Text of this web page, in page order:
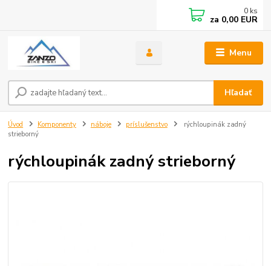
Menu
Hľadať
0 ks
za 0,00 EUR
Úvod Komponenty náboje príslušenstvo
rýchloupinák zadný
strieborný
rýchloupinák zadný strieborný